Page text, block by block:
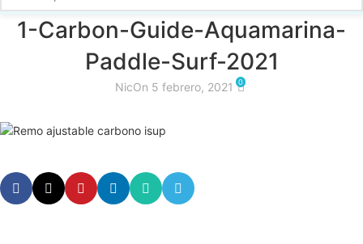
1-Carbon-Guide-Aquamarina-
Paddle-Surf-2021
NicOn 5 febrero, 2021 0